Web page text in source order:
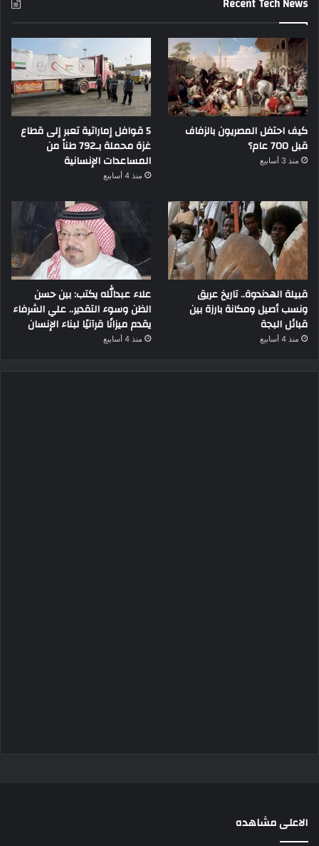
كيف احتفل المصريون بالزفاف
قبل 700 عام؟
منذ 3 أسابيع
5 قوافل إماراتية تعبر إلى قطاع
غزة محملة بـ792 طناً من
المساعدات الإنسانية
منذ 4 أسابيع
قبيلة الهدندوة.. تاريخ عريق
ونسب أصيل ومكانة بارزة بين
قبائل البجة
منذ 4 أسابيع
علاء عبدالله يكتب: بين حسن
الظن وسوء التقدير.. علي الشرفاء
يقدم ميزانًا قرآنيًا لبناء الإنسان
منذ 4 أسابيع
الاعلى مشاهده